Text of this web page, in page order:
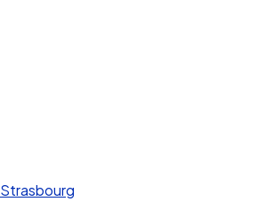
Strasbourg